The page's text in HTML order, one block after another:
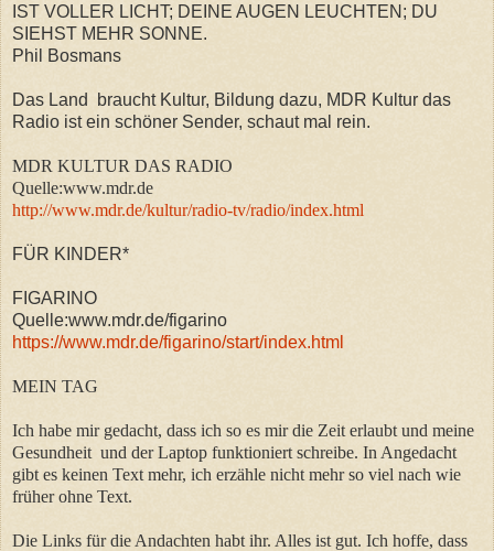
IST VOLLER LICHT; DEINE AUGEN LEUCHTEN; DU
SIEHST MEHR SONNE.
Phil Bosmans
Das Land braucht Kultur, Bildung dazu, MDR Kultur das
Radio ist ein schöner Sender, schaut mal rein.
MDR KULTUR DAS RADIO
Quelle:www.mdr.de
http://www.mdr.de/kultur/radio-tv/radio/index.html
FÜR KINDER*
FIGARINO
Quelle:www.mdr.de/figarino
https://www.mdr.de/figarino/start/index.html
MEIN TAG
Ich habe mir gedacht, dass ich so es mir die Zeit erlaubt und meine
Gesundheit und der Laptop funktioniert schreibe. In Angedacht
gibt es keinen Text mehr, ich erzähle nicht mehr so viel nach wie
früher ohne Text.
Die Links für die Andachten habt ihr. Alles ist gut. Ich hoffe, dass